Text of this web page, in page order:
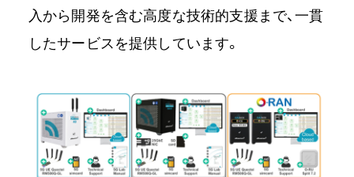
入から開発を含む高度な技術的支援まで、一貫
したサービスを提供しています。